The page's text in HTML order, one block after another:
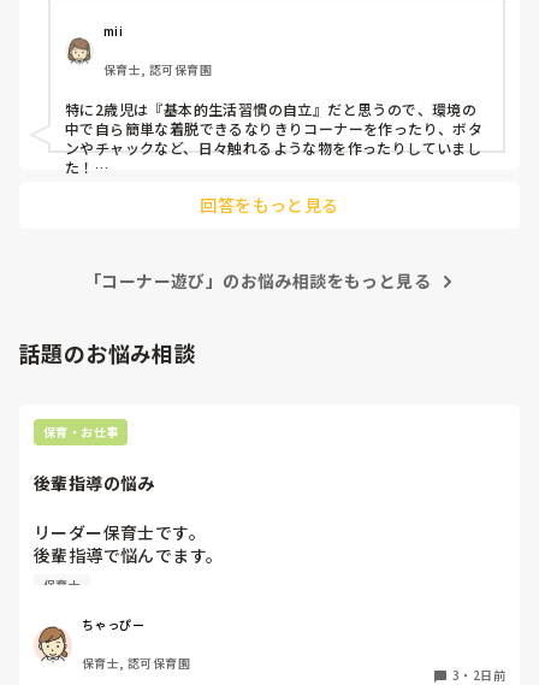
mii
保育士, 認可保育園
特に2歳児は『基本的生活習慣の自立』だと思うので、環境の
中で自ら簡単な着脱できるなりきりコーナーを作ったり、ボタ
ンやチャックなど、日々触れるような物を作ったりしていまし
た！
発展させてみたり、電車が好きだったら線路を画用紙に描いて
回答をもっと見る
「コーナー遊び」のお悩み相談をもっと見る
話題のお悩み相談
保育・お仕事
後輩指導の悩み
リーダー保育士です。
後輩指導で悩んでます。
初めて年長を持つ後輩がいますが
いで様子見てると直前になるまで何もアクションがなかった
り
他の職員に聞いてる様子もなくて
保育士
ちゃっぴー
保育士, 認可保育園
3 ・ 2日前